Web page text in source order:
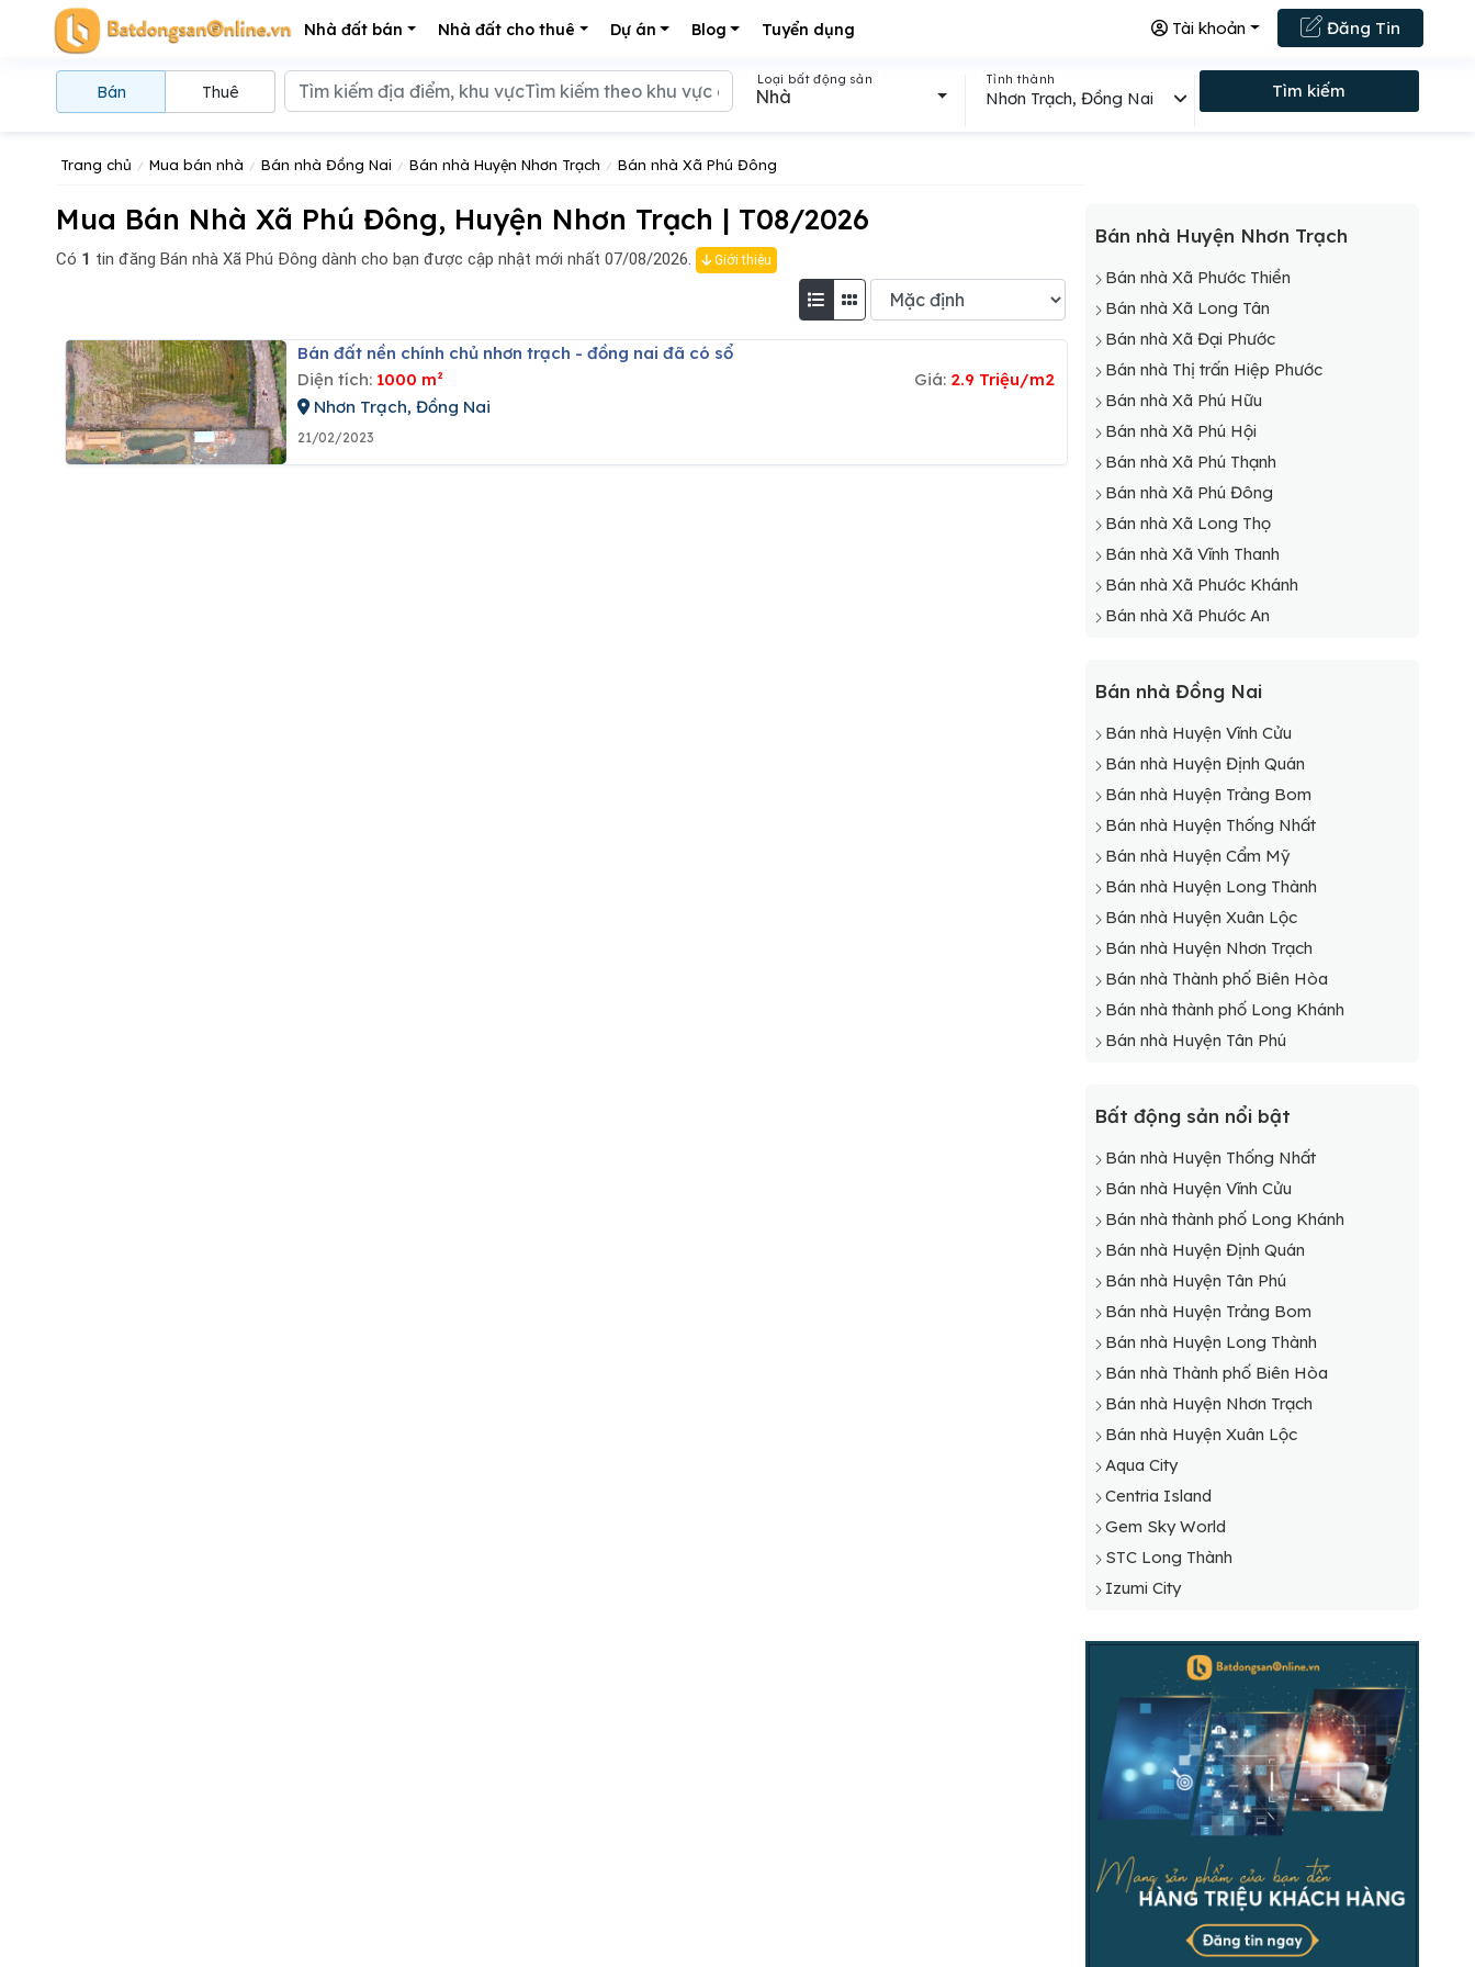
Nhà đất bán Nhà đất cho thuê Dự án Blog Tuyển dụng Đăng Tin
Tài khoản
Trang chủ Mua bán nhà Bán nhà Đồng Nai Bán nhà Huyện Nhơn Trạch Bán nhà Xã Phú Đông
Mua Bán Nhà Xã Phú Đông, Huyện Nhơn Trạch | T08/2026
Có 1 tin đăng Bán nhà Xã Phú Đông dành cho bạn được cập nhật mới nhất 07/08/2026. Giới thiệu
Bán đất nền chính chủ nhơn trạch - đồng nai đã có sổ
Diện tích: 1000 m² Giá: 2.9 Triệu/m2
Nhơn Trạch, Đồng Nai
21/02/2023
Bán nhà Huyện Nhơn Trạch
Bán nhà Xã Phước Thiền
Bán nhà Xã Long Tân
Bán nhà Xã Đại Phước
Bán nhà Thị trấn Hiệp Phước
Bán nhà Xã Phú Hữu
Bán nhà Xã Phú Hội
Bán nhà Xã Phú Thạnh
Bán nhà Xã Phú Đông
Bán nhà Xã Long Thọ
Bán nhà Xã Vĩnh Thanh
Bán nhà Xã Phước Khánh
Bán nhà Xã Phước An
Bán nhà Đồng Nai
Bán nhà Huyện Vĩnh Cửu
Bán nhà Huyện Định Quán
Bán nhà Huyện Trảng Bom
Bán nhà Huyện Thống Nhất
Bán nhà Huyện Cẩm Mỹ
Bán nhà Huyện Long Thành
Bán nhà Huyện Xuân Lộc
Bán nhà Huyện Nhơn Trạch
Bán nhà Thành phố Biên Hòa
Bán nhà thành phố Long Khánh
Bán nhà Huyện Tân Phú
Bất động sản nổi bật
Bán nhà Huyện Thống Nhất
Bán nhà Huyện Vĩnh Cửu
Bán nhà thành phố Long Khánh
Bán nhà Huyện Định Quán
Bán nhà Huyện Tân Phú
Bán nhà Huyện Trảng Bom
Bán nhà Huyện Long Thành
Bán nhà Thành phố Biên Hòa
Bán nhà Huyện Nhơn Trạch
Bán nhà Huyện Xuân Lộc
Aqua City
Centria Island
Gem Sky World
STC Long Thành
Izumi City
Bán Thuê
Loại bất động sản
Nhà
Tỉnh thành
Nhơn Trạch, Đồng Nai Tìm kiếm